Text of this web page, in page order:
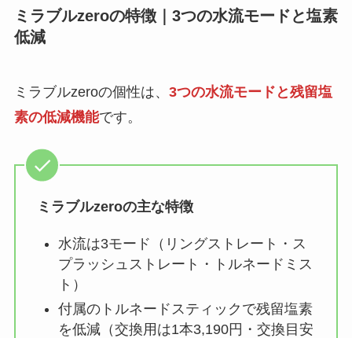
ミラブルzeroの特徴｜3つの水流モードと塩素
低減
ミラブルzeroの個性は、 3つの水流モードと残留塩
素の低減機能です。
ミラブルzeroの主な特徴
水流は3モード（リングストレート・ス
プラッシュストレート・トルネードミス
ト）
付属のトルネードスティックで残留塩素
を低減（交換用は1本3,190円・交換目安